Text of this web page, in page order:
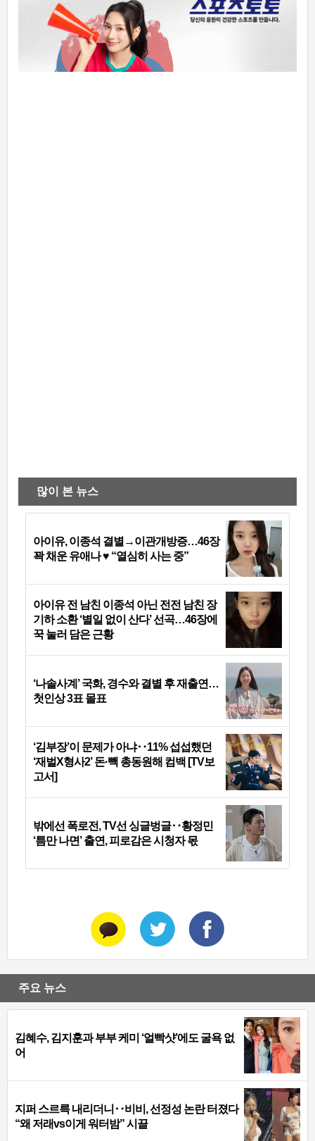
많이 본 뉴스
아이유, 이종석 결별→이관개방증…46장
꽉 채운 유애나 ♥ “열심히 사는 중”
아이유 전 남친 이종석 아닌 전전 남친 장
기하 소환 ‘별일 없이 산다’ 선곡…46장에
꾹 눌러 담은 근황
‘나솔사계’ 국화, 경수와 결별 후 재출연…
첫인상 3표 몰표
‘김부장’이 문제가 아냐‥11% 섭섭했던
‘재벌X형사2’ 돈·빽 총동원해 컴백 [TV보
고서]
밖에선 폭로전, TV선 싱글벙글‥황정민
‘틈만 나면’ 출연, 피로감은 시청자 몫
주요 뉴스
김혜수, 김지훈과 부부 케미 ‘얼빡샷’에도 굴욕 없
어
지퍼 스르륵 내리더니‥비비, 선정성 논란 터졌다
“왜 저래vs이게 워터밤” 시끌